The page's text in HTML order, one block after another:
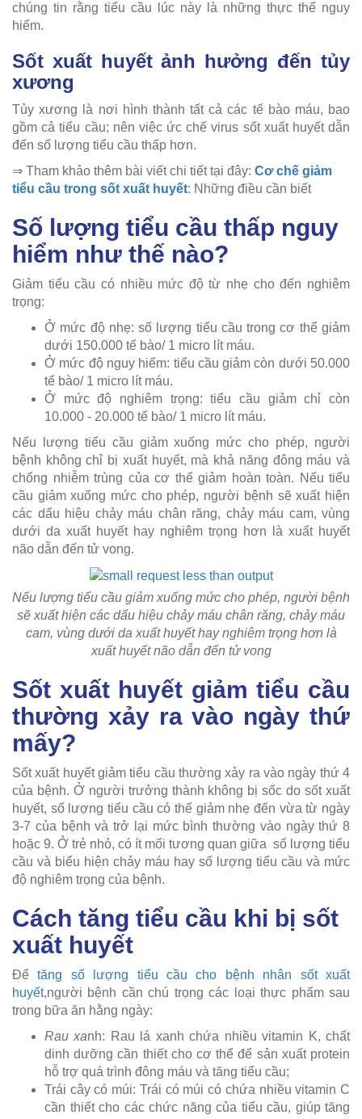
chúng tin rằng tiểu cầu lúc này là những thực thể nguy
hiểm.
Sốt xuất huyết ảnh hưởng đến tủy
xương
Tủy xương là nơi hình thành tất cả các tế bào máu, bao
gồm cả tiểu cầu; nên việc ức chế virus sốt xuất huyết dẫn
đến số lượng tiểu cầu thấp hơn.
⇒ Tham khảo thêm bài viết chi tiết tại đây: Cơ chế giảm
tiểu cầu trong sốt xuất huyết: Những điều cần biết
Số lượng tiểu cầu thấp nguy
hiểm như thế nào?
Giảm tiểu cầu có nhiều mức độ từ nhẹ cho đến nghiêm
trọng:
Ở mức độ nhẹ: số lượng tiểu cầu trong cơ thể giảm
dưới 150.000 tế bào/ 1 micro lít máu.
Ở mức độ nguy hiểm: tiểu cầu giảm còn dưới 50.000
tế bào/ 1 micro lít máu.
Ở mức độ nghiêm trọng: tiểu cầu giảm chỉ còn
10.000 - 20.000 tế bào/ 1 micro lít máu.
Nếu lượng tiểu cầu giảm xuống mức cho phép, người
bệnh không chỉ bị xuất huyết, mà khả năng đông máu và
chống nhiễm trùng của cơ thể giảm hoàn toàn. Nếu tiểu
cầu giảm xuống mức cho phép, người bệnh sẽ xuất hiện
các dấu hiệu chảy máu chân răng, chảy máu cam, vùng
dưới da xuất huyết hay nghiêm trọng hơn là xuất huyết
não dẫn đến tử vong.
Nếu lượng tiểu cầu giảm xuống mức cho phép, người bệnh
sẽ xuất hiện các dấu hiệu chảy máu chân răng, chảy máu
cam, vùng dưới da xuất huyết hay nghiêm trọng hơn là
xuất huyết não dẫn đến tử vong
Sốt xuất huyết giảm tiểu cầu
thường xảy ra vào ngày thứ
mấy?
Sốt xuất huyết giảm tiểu cầu thường xảy ra vào ngày thứ 4
của bệnh. Ở người trưởng thành không bị sốc do sốt xuất
huyết, số lượng tiểu cầu có thể giảm nhẹ đến vừa từ ngày
3-7 của bệnh và trở lại mức bình thường vào ngày thứ 8
hoặc 9. Ở trẻ nhỏ, có ít mối tương quan giữa số lượng tiểu
cầu và biểu hiện chảy máu hay số lượng tiểu cầu và mức
độ nghiêm trọng của bệnh.
Cách tăng tiểu cầu khi bị sốt
xuất huyết
Đểtăng số lượng tiểu cầu cho bệnh nhân sốt xuất
huyết,người bệnh cần chú trọng các loại thực phẩm sau
trong bữa ăn hằng ngày:
Rau xanh: Rau lá xanh chứa nhiều vitamin K, chất
dinh dưỡng cần thiết cho cơ thể để sản xuất protein
hỗ trợ quá trình đông máu và tăng tiểu cầu;
Trái cây có múi: Trái có múi có chứa nhiều vitamin C
cần thiết cho các chức năng của tiểu cầu, giúp tăng